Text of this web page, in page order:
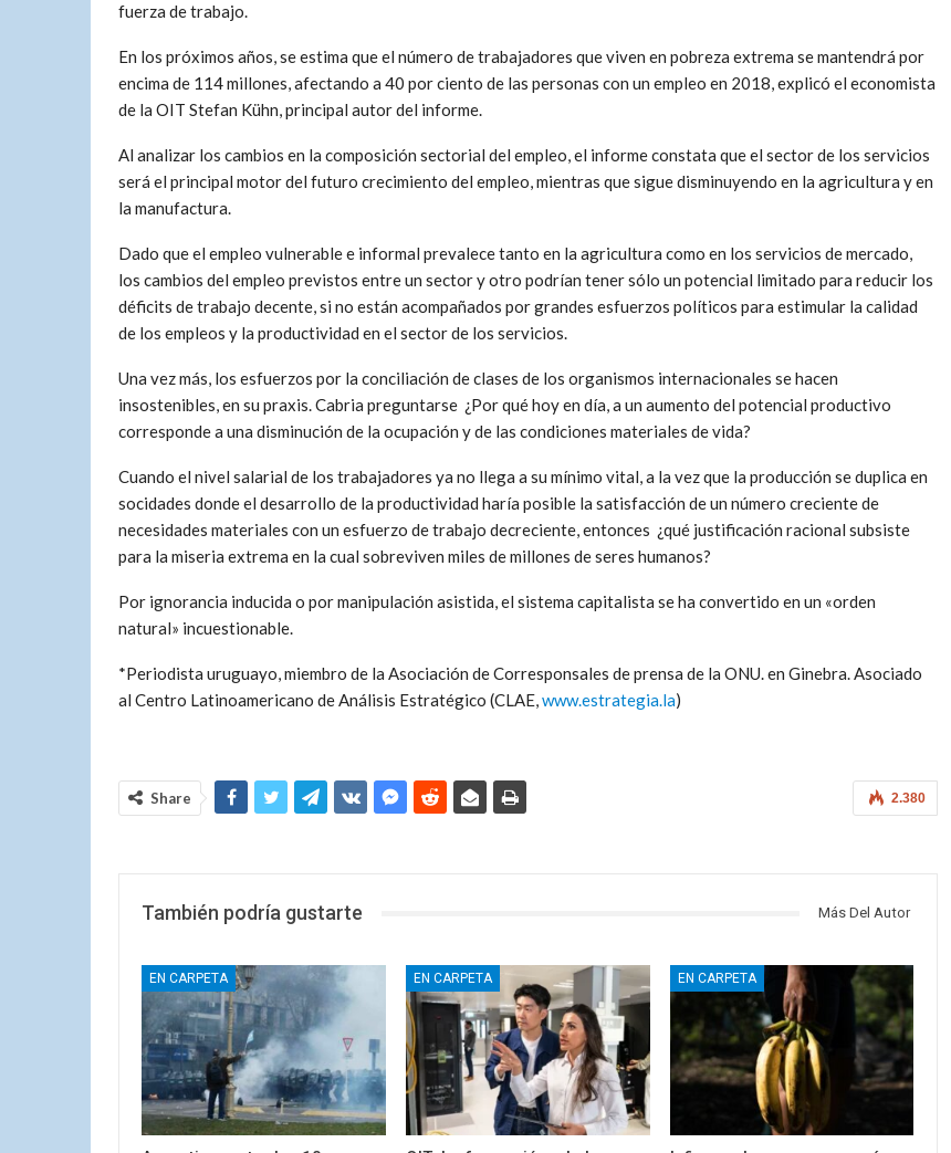
fuerza de trabajo.
En los próximos años, se estima que el número de trabajadores que viven en pobreza extrema se mantendrá por
encima de 114 millones, afectando a 40 por ciento de las personas con un empleo en 2018, explicó el economista
de la OIT Stefan Kühn, principal autor del informe.
Al analizar los cambios en la composición sectorial del empleo, el informe constata que el sector de los servicios
será el principal motor del futuro crecimiento del empleo, mientras que sigue disminuyendo en la agricultura y en
la manufactura.
Dado que el empleo vulnerable e informal prevalece tanto en la agricultura como en los servicios de mercado,
los cambios del empleo previstos entre un sector y otro podrían tener sólo un potencial limitado para reducir los
déficits de trabajo decente, si no están acompañados por grandes esfuerzos políticos para estimular la calidad
de los empleos y la productividad en el sector de los servicios.
Una vez más, los esfuerzos por la conciliación de clases de los organismos internacionales se hacen
insostenibles, en su praxis. Cabria preguntarse ¿Por qué hoy en día, a un aumento del potencial productivo
corresponde a una disminución de la ocupación y de las condiciones materiales de vida?
Cuando el nivel salarial de los trabajadores ya no llega a su mínimo vital, a la vez que la producción se duplica en
socidades donde el desarrollo de la productividad haría posible la satisfacción de un número creciente de
necesidades materiales con un esfuerzo de trabajo decreciente, entonces ¿qué justificación racional subsiste
para la miseria extrema en la cual sobreviven miles de millones de seres humanos?
Por ignorancia inducida o por manipulación asistida, el sistema capitalista se ha convertido en un «orden
natural» incuestionable.
*Periodista uruguayo, miembro de la Asociación de Corresponsales de prensa de la ONU. en Ginebra. Asociado
al Centro Latinoamericano de Análisis Estratégico (CLAE,www.estrategia.la)
2.380
Share
También podría gustarte Más Del Autor
EN CARPETA EN CARPETA EN CARPETA